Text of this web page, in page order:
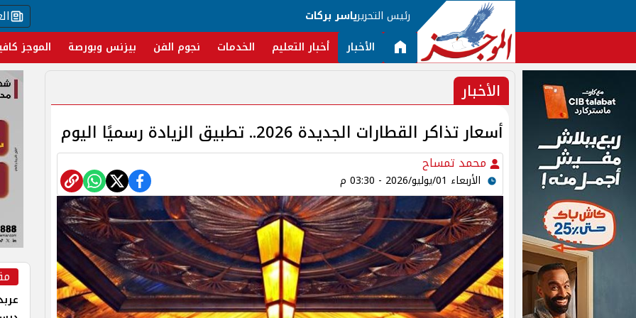
رئيس التحريرياسر بركات
الأخبار أخبار التعليم الخدمات نجوم الفن بيزنس وبورصة الموجز
الأخبار
أسعار تذاكر القطارات الجديدة 2026.. تطبيق الزيادة رسميًا اليوم
محمد تمساح
الأربعاء 01/يوليو/2026 - 03:30 م